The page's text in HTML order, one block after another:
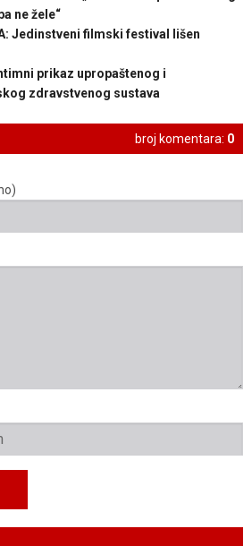
ne žele“
Jedinstveni filmski festival lišen
prikaz upropaštenog i
zdravstvenog sustava
broj komentara: 0